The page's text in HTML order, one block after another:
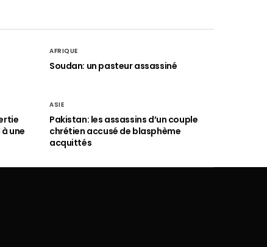
AFRIQUE
Soudan: un pasteur assassiné
une
ASIE
Pakistan: les assassins d’un couple
chrétien accusé de blasphème
acquittés